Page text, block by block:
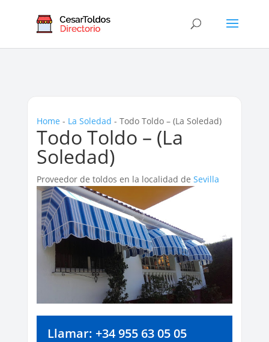
Home - La Soledad - Todo Toldo – (La Soledad)
Todo Toldo – (La
Soledad)
Proveedor de toldos en la localidad de Sevilla
Llamar: +34 955 63 05 05